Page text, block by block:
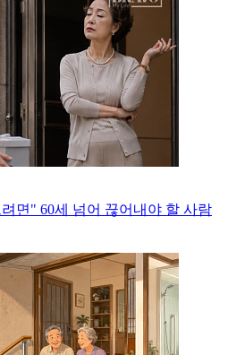
면" 60세 넘어 끊어내야 할 사람